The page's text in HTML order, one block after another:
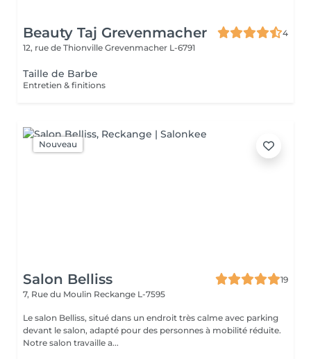
Beauty Taj Grevenmacher
4
12, rue de Thionville Grevenmacher L-6791
Taille de Barbe
Entretien & finitions
Nouveau
Salon Belliss
19
7, Rue du Moulin Reckange L-7595
Le salon Belliss, situé dans un endroit très calme avec parking
devant le salon, adapté pour des personnes à mobilité réduite.
Notre salon travaille a...